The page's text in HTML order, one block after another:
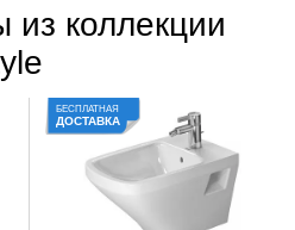
из коллекции
БЕСПЛАТНАЯ
ДОСТАВКА